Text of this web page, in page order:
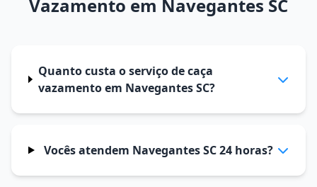
Vazamento em Navegantes SC
Quanto custa o serviço de caça
vazamento em Navegantes SC?
Vocês atendem Navegantes SC 24 horas?